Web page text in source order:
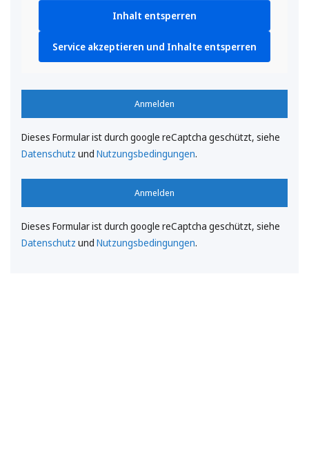
Inhalt entsperren
Service akzeptieren und Inhalte entsperren
Anmelden
Dieses Formular ist durch google reCaptcha geschützt, siehe
Datenschutz und Nutzungsbedingungen.
Anmelden
Dieses Formular ist durch google reCaptcha geschützt, siehe
Datenschutz und Nutzungsbedingungen.